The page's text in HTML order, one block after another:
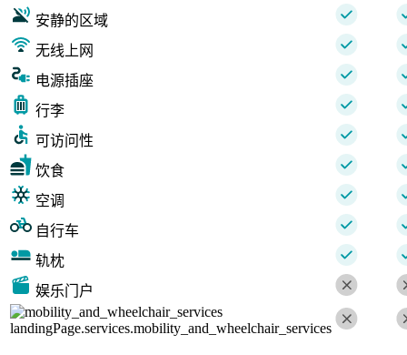
安静的区域
无线上网
电源插座
行李
可访问性
饮食
空调
自行车
轨枕
娱乐门户
landingPage.services.mobility_and_wheelchair_services